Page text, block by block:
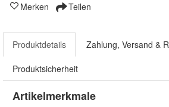
Merken Teilen
Produktdetails Zahlung, Versand &
Produktsicherheit
Artikelmerkmale